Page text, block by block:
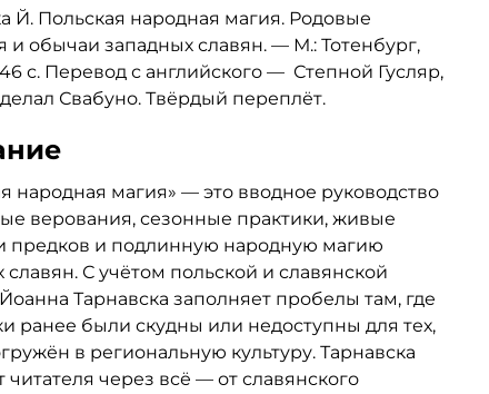
Й. Польская народная магия. Родовые
и обычаи западных славян. — М.: Тотенбург,
с. Перевод с английского — Степной Гусляр,
Свабуно. Твёрдый переплёт.
народная магия» — это вводное руководство
верования, сезонные практики, живые
предков и подлинную народную магию
славян. С учётом польской и славянской
Тарнавска заполняет пробелы там, где
ранее были скудны или недоступны для тех,
в региональную культуру. Тарнавска
читателя через всё — от славянского